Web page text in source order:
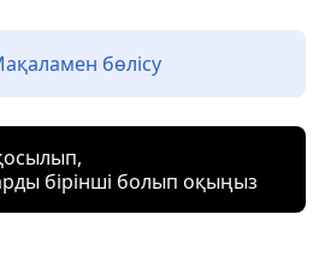
бөлісу
бірінші болып оқыңыз